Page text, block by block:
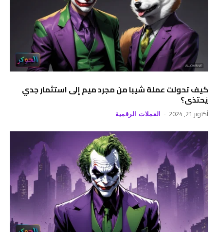
كيف تحولت عملة شيبا من مجرد ميم إلى استثمار جدي
يُحتذى؟
أكتوبر 21, 2024 العملات الرقمية